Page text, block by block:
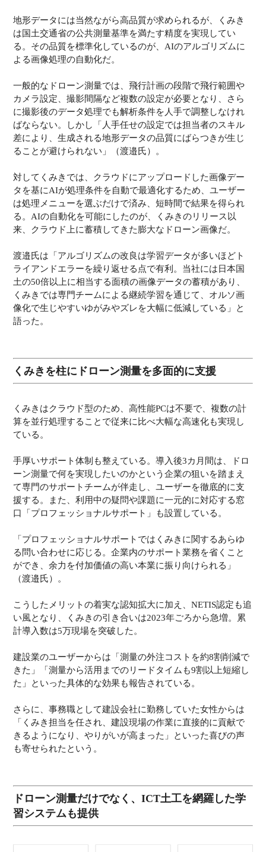
地形データには当然ながら高品質が求められるが、くみき
は国土交通省の公共測量基準を満たす精度を実現してい
る。その品質を標準化しているのが、AIのアルゴリズムに
よる画像処理の自動化だ。
一般的なドローン測量では、飛行計画の段階で飛行範囲や
カメラ設定、撮影間隔など複数の設定が必要となり、さら
に撮影後のデータ処理でも解析条件を人手で調整しなけれ
ばならない。しかし「人手任せの設定では担当者のスキル
差により、生成される地形データの品質にばらつきが生じ
ることが避けられない」（渡邉氏）。
対してくみきでは、クラウドにアップロードした画像デー
タを基にAIが処理条件を自動で最適化するため、ユーザー
は処理メニューを選ぶだけで済み、短時間で結果を得られ
る。AIの自動化を可能にしたのが、くみきのリリース以
来、クラウド上に蓄積してきた膨大なドローン画像だ。
渡邉氏は「アルゴリズムの改良は学習データが多いほどト
ライアンドエラーを繰り返せる点で有利。当社には日本国
土の50倍以上に相当する面積の画像データの蓄積があり、
くみきでは専門チームによる継続学習を通じて、オルソ画
像化で生じやすいゆがみやズレを大幅に低減している」と
語った。
くみきを柱にドローン測量を多面的に支援
くみきはクラウド型のため、高性能PCは不要で、複数の計
算を並行処理することで従来に比べ大幅な高速化も実現し
ている。
手厚いサポート体制も整えている。導入後3カ月間は、ドロ
ーン測量で何を実現したいのかという企業の狙いを踏まえ
て専門のサポートチームが伴走し、ユーザーを徹底的に支
援する。また、利用中の疑問や課題に一元的に対応する窓
口「プロフェッショナルサポート」も設置している。
「プロフェッショナルサポートではくみきに関するあらゆ
る問い合わせに応じる。企業内のサポート業務を省くこと
ができ、余力を付加価値の高い本業に振り向けられる」
（渡邉氏）。
こうしたメリットの着実な認知拡大に加え、NETIS認定も追
い風となり、くみきの引き合いは2023年ごろから急増。累
計導入数は5万現場を突破した。
建設業のユーザーからは「測量の外注コストを約8割削減で
きた」「測量から活用までのリードタイムも9割以上短縮し
た」といった具体的な効果も報告されている。
さらに、事務職として建設会社に勤務していた女性からは
「くみき担当を任され、建設現場の作業に直接的に貢献で
きるようになり、やりがいが高まった」といった喜びの声
も寄せられたという。
ドローン測量だけでなく、ICT土工を網羅した学
習システムも提供